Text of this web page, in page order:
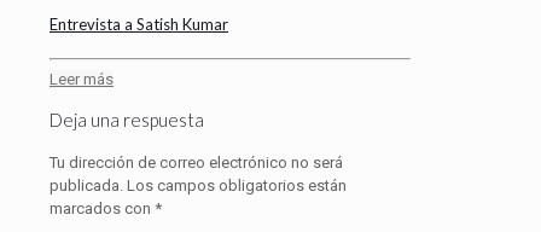
Entrevista a Satish Kumar
Leer más
Deja una respuesta
Tu dirección de correo electrónico no será
publicada. Los campos obligatorios están
marcados con *